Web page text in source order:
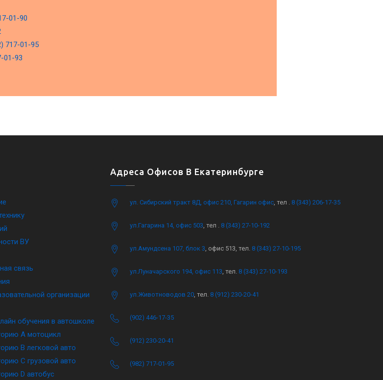
01-90
717-01-95
01-93
ВУ
связь
организации
обучения в автошколе
A мотоцикл
B легковой авто
C грузовой авто
D автобус
Адреса Офисов В Екатеринбурге
ул. Сибирский тракт 8Д, офис 210, Гагарин офис, тел . 8 (343) 206-17-35
ул.Гагарина 14, офис 503, тел . 8 (343) 27-10-192
ул.Амундсена 107, блок 3, офис 513, тел. 8 (343) 27-10-195
ул.Луначарского 194, офис 113, тел. 8 (343) 27-10-193
ул.Животноводов 20, тел. 8 (912) 230-20-41
(902) 446-17-35
(912) 230-20-41
(982) 717-01-95